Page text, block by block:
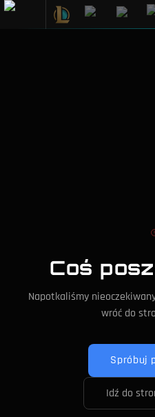
Coś
Napotkaliśmy
wróć do
Spróbuj
Idź do